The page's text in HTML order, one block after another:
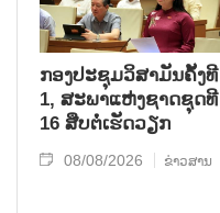
ກອງປະຊຸມວິສາມັນຄັ້ງທີ
1, ສະພາແຫ່ງຊາດຊຸດທີ
16 ສືບຕໍ່ເຮັດວຽກ
08/08/2026 ຂ່າວສານ